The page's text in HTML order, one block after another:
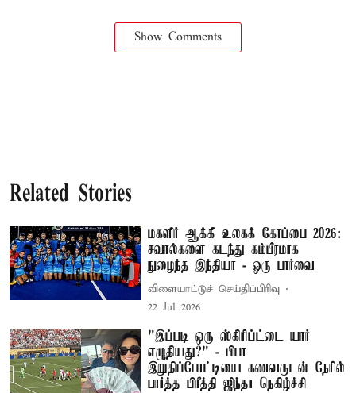
Show Comments
Related Stories
மகளிர் ஆக்கி உலகக் கோப்பை 2026:
சவால்களை கடந்து கம்பீரமாக
நுழைந்த இந்தியா - ஒரு பார்வை
விளையாட்டுச் செய்திப்பிரிவு
22 Jul 2026
"இப்படி ஒரு ஸ்கிரிப்ட்டை யார்
எழுதியது?" - பிபா
இறுதிப்போட்டியை கணவருடன் நேரில்
பார்த்த பிரீத்தி ஜிந்தா நெகிழ்ச்சி